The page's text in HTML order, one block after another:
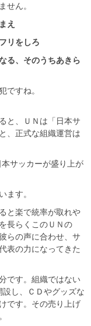
せん。
え
リをしろ
る、そのうちあきら
ですね。
と、ＵＮは「日本サ
、正式な組織運営は
サッカーが盛り上が
ます。
と楽で統率が取れや
長らくこのＵＮの
らの声に合わせ、サ
表の力になってきた
です。組織ではない
し、ＣＤやグッズな
です。その売り上げ